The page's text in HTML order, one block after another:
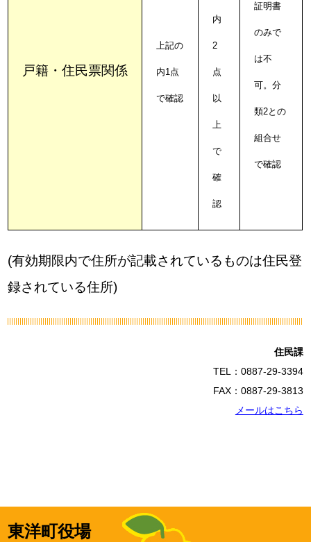
戸籍・住民票関係
上記の
内1点
で確認
内
2
点
以
上
で
確
認
証明書
のみで
は不
可。分
類2との
組合せ
で確認
(有効期限内で住所が記載されているものは住民登
録されている住所)
住民課
TEL：0887-29-3394
FAX：0887-29-3813
メールはこちら
東洋町役場